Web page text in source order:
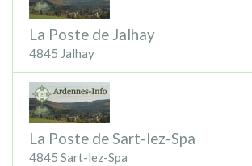
La Poste de Jalhay
4845 Jalhay
La Poste de Sart-lez-Spa
4845 Sart-lez-Spa